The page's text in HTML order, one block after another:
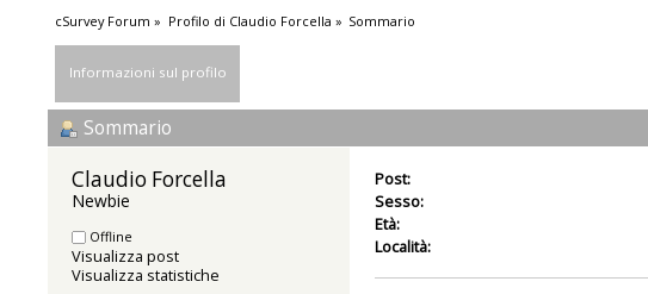
cSurvey Forum » Profilo di Claudio Forcella » Sommario
Informazioni sul profilo
Sommario
Claudio Forcella
Newbie
Offline
Visualizza post
Visualizza statistiche
Post:
Sesso:
Età:
Località: